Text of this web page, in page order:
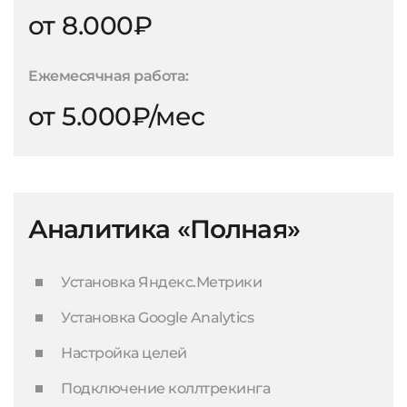
от 8.000₽
Ежемесячная работа:
от 5.000₽/мес
Аналитика «Полная»
Установка Яндекс.Метрики
Установка Google Analytics
Настройка целей
Подключение коллтрекинга